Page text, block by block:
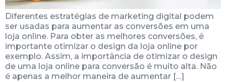
Diferentes estratégias de marketing digital podem
ser usadas para aumentar as conversões em uma
loja online. Para obter as melhores conversões, é
importante otimizar o design da loja online por
exemplo. Assim, a importância de otimizar o design
de uma loja online para conversão é muito alta. Não
é apenas a melhor maneira de aumentar […]